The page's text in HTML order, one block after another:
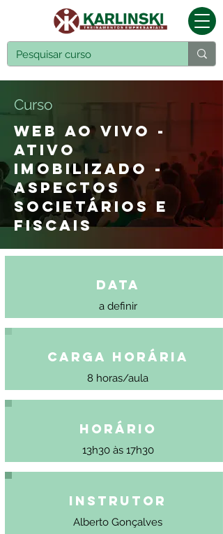
Curso
WEB AO VIVO -
ATIVO
IMOBILIZADO -
ASPECTOS
SOCIETÁRIOS E
FISCAIS
Data
a definir
Carga Horária
8 horas/aula
Horário
13h30 às 17h30
Instrutor
Alberto Gonçalves